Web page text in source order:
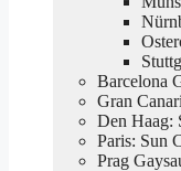
Barcelona
Gran
Den Haag:
Paris: Sun
Prag